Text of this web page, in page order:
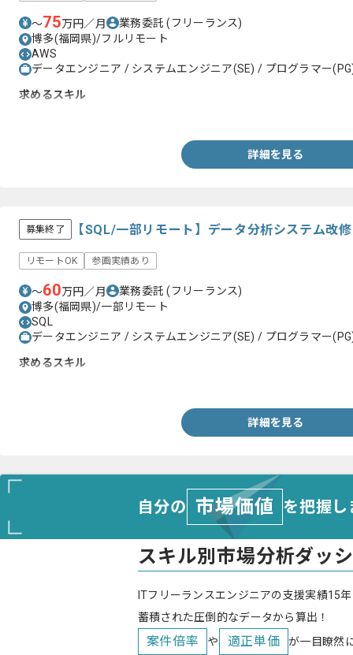
〜75万円／月 業務委託(フリーランス)
博多(福岡県)/フルリモート
AWS
データエンジニア / システムエンジニア(SE) / プログラマー
求めるスキル
詳細を見る
募集終了 【SQL/一部リモート】データ分析システム改
リモートOK 参画実績あり
〜60万円／月 業務委託(フリーランス)
博多(福岡県)/一部リモート
SQL
データエンジニア / システムエンジニア(SE) / プログラマー
求めるスキル
詳細を見る
自分の 市場価値 を把握
スキル別市場分析ダッ
ITフリーランスエンジニアの支援実績15
蓄積された圧倒的なデータから算出！
案件倍率 や 適正単価 が一目瞭然